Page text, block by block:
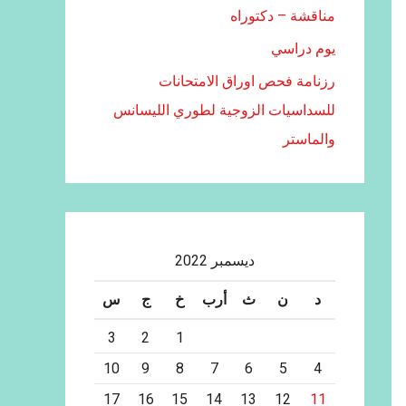
مناقشة – دكتوراه
يوم دراسي
رزنامة فحص اوراق الامتحانات
للسداسيات الزوجية لطوري الليسانس
والماستر
ديسمبر 2022
د ن ث أرب خ ج س
1
2
3
4
5
6
7
8
9
10
11
12
13
14
15
16
17